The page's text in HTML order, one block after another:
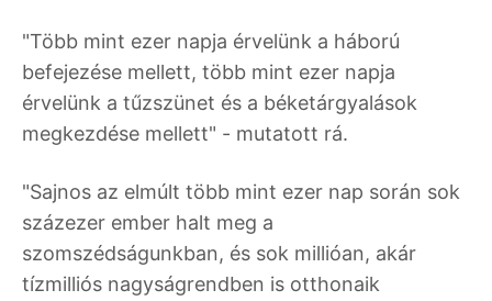
"Több mint ezer napja érvelünk a háború
befejezése mellett, több mint ezer napja
érvelünk a tűzszünet és a béketárgyalások
megkezdése mellett" - mutatott rá.
"Sajnos az elmúlt több mint ezer nap során sok
százezer ember halt meg a
szomszédságunkban, és sok millióan, akár
tízmilliós nagyságrendben is otthonaik